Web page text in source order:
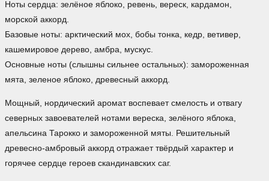
Ноты сердца: зелёное яблоко, ревень, вереск, кардамон,
морской аккорд.
Базовые ноты: арктический мох, бобы тонка, кедр, ветивер,
кашемировое дерево, амбра, мускус.
Основные ноты (слышны сильнее остальных): замороженная
мята, зеленое яблоко, древесный аккорд.
Мощный, нордический аромат воспевает смелость и отвагу
северных завоевателей нотами вереска, зелёного яблока,
апельсина Тарокко и замороженной мяты. Решительный
древесно-амбровый аккорд отражает твёрдый характер и
горячее сердце героев скандинавских саг.